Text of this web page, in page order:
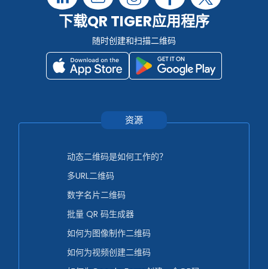
下载QR TIGER应用程序
随时创建和扫描二维码
资源
动态二维码是如何工作的？
多URL二维码
数字名片二维码
批量 QR 码生成器
如何为图像制作二维码
如何为视频创建二维码